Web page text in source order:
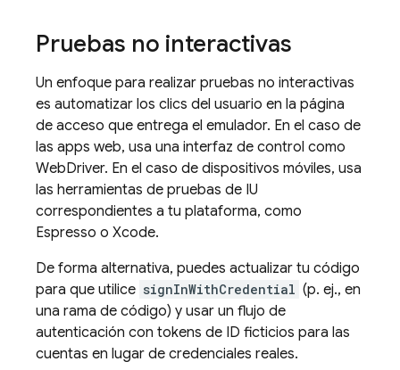
Pruebas no interactivas
Un enfoque para realizar pruebas no interactivas
es automatizar los clics del usuario en la página
de acceso que entrega el emulador. En el caso de
las apps web, usa una interfaz de control como
WebDriver. En el caso de dispositivos móviles, usa
las herramientas de pruebas de IU
correspondientes a tu plataforma, como
Espresso o Xcode.
De forma alternativa, puedes actualizar tu código
para que utilice signInWithCredential (p. ej., en
una rama de código) y usar un flujo de
autenticación con tokens de ID ficticios para las
cuentas en lugar de credenciales reales.